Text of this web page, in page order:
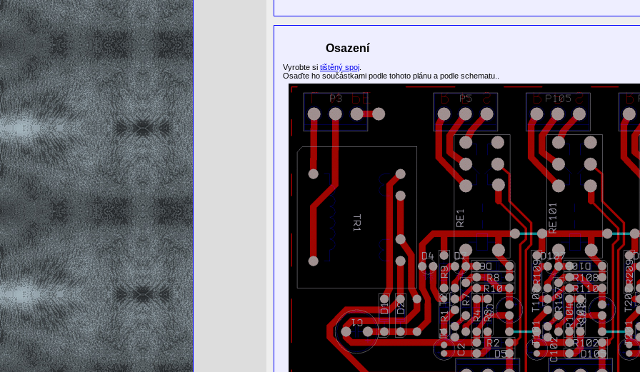
Osazení
Vyrobte si tištěný spoj
Osaďte ho součástkami podle tohoto plánu a podle schematu..